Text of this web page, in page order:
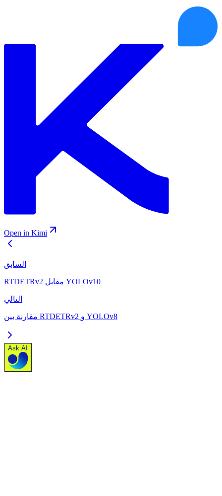
Open in Kimi
السابق
RTDETRv2 مقابل YOLOv10
التالي
مقارنة بين RTDETRv2 و YOLOv8
Ask AI